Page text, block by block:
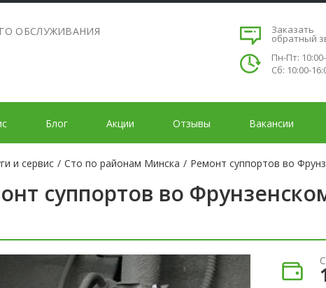
ОБСЛУЖИВАНИЯ Заказать
обратный
Пн-Пт:
Сб: 10:00-
Блог Акции Отзывы Вакансии
и сервис / Сто по районам Минска / Ремонт суппортов во
суппортов во